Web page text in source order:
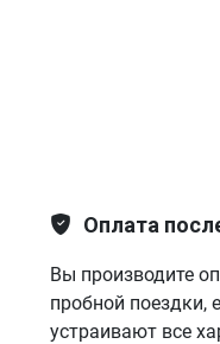
Оплата
Вы производите
пробной поездки,
устраивают все